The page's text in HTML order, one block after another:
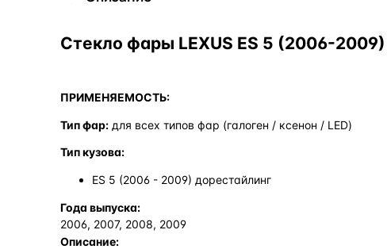
Стекло фары LEXUS ES 5 (2006-
ПРИМЕНЯЕМОСТЬ:
Тип фар: для всех типов фар (галоген / ксенон / LED)
Тип кузова:
ES 5 (2006 - 2009) дорестайлинг
Года выпуска:
2006, 2007, 2008, 2009
Описание: